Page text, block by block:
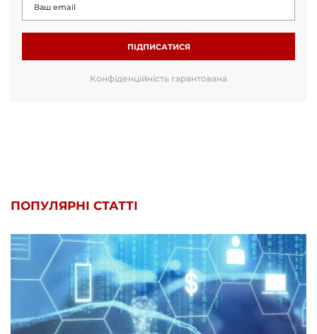
ПІДПИСАТИСЯ
Конфіденційність гарантована
ПОПУЛЯРНІ СТАТТІ